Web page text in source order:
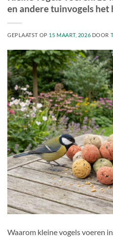
en andere tuinvogels het
GEPLAATST OP 15 MAART, 2026 DOOR
Waarom kleine vogels voeren